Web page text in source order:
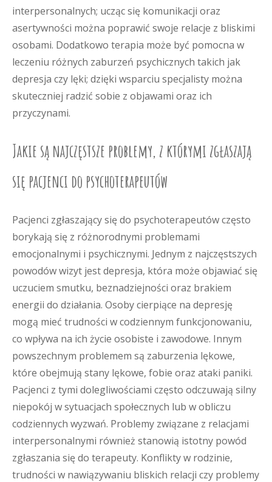
interpersonalnych; ucząc się komunikacji oraz
asertywności można poprawić swoje relacje z bliskimi
osobami. Dodatkowo terapia może być pomocna w
leczeniu różnych zaburzeń psychicznych takich jak
depresja czy lęki; dzięki wsparciu specjalisty można
skuteczniej radzić sobie z objawami oraz ich
przyczynami.
Jakie są najczęstsze problemy, z którymi zgłaszają
się pacjenci do psychoterapeutów
Pacjenci zgłaszający się do psychoterapeutów często
borykają się z różnorodnymi problemami
emocjonalnymi i psychicznymi. Jednym z najczęstszych
powodów wizyt jest depresja, która może objawiać się
uczuciem smutku, beznadziejności oraz brakiem
energii do działania. Osoby cierpiące na depresję
mogą mieć trudności w codziennym funkcjonowaniu,
co wpływa na ich życie osobiste i zawodowe. Innym
powszechnym problemem są zaburzenia lękowe,
które obejmują stany lękowe, fobie oraz ataki paniki.
Pacjenci z tymi dolegliwościami często odczuwają silny
niepokój w sytuacjach społecznych lub w obliczu
codziennych wyzwań. Problemy związane z relacjami
interpersonalnymi również stanowią istotny powód
zgłaszania się do terapeuty. Konflikty w rodzinie,
trudności w nawiązywaniu bliskich relacji czy problemy